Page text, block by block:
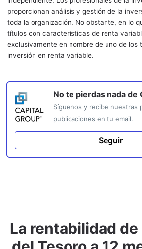
proporcionan análisis y gestión de la
toda la organización. No obstante, en lo
títulos con características de renta
exclusivamente en nombre de uno de los
inversión en renta variable.
No te pierdas nada de
Síguenos y recibe nuestras
publicaciones en tu email.
Seguir
La rentabilidad